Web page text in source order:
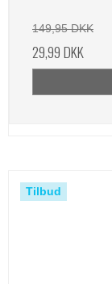
149,95 DKK
29,99 DKK
Tilbud